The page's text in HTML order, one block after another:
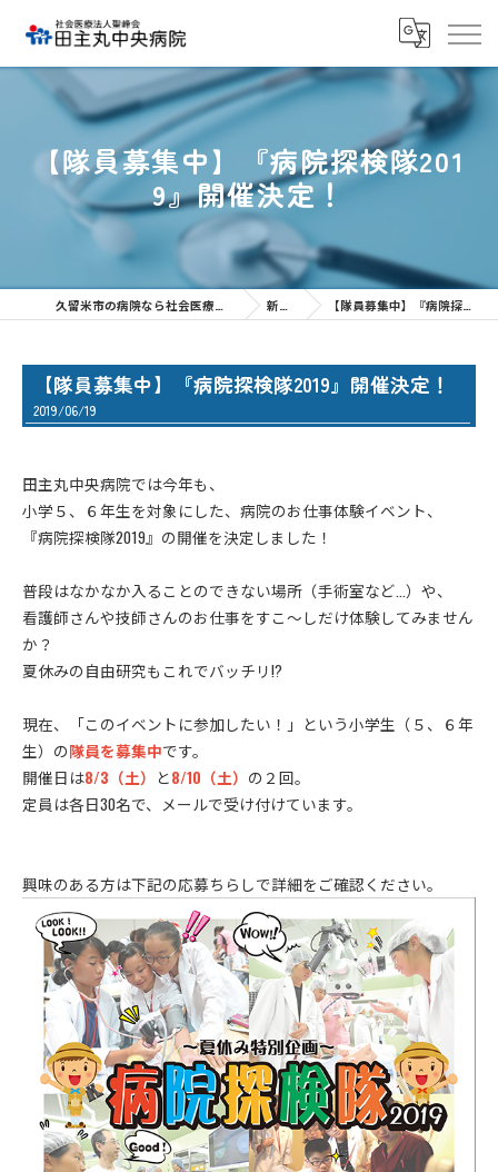
【隊員募集中】『病院探検隊201
9』開催決定！
新着情報 【隊員募集中】『病院探検隊2019』開催決定！
【隊員募集中】『病院探検隊2019』開催決定！
2019/06/19
田主丸中央病院では今年も、
小学５、６年生を対象にした、病院のお仕事体験イベント、
『病院探検隊2019』の開催を決定しました！
普段はなかなか入ることのできない場所（手術室など…）や、
看護師さんや技師さんのお仕事をすこ〜しだけ体験してみません
か？
夏休みの自由研究もこれでバッチリ!?
現在、「このイベントに参加したい！」という小学生（５、６年
生）の隊員を募集中です。
開催日は8/3（土） と8/10（土） の２回。
定員は各日30名で、メールで受け付けています。
興味のある方は下記の応募ちらしで詳細をご確認ください。